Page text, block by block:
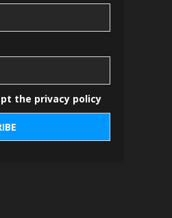
the privacy policy